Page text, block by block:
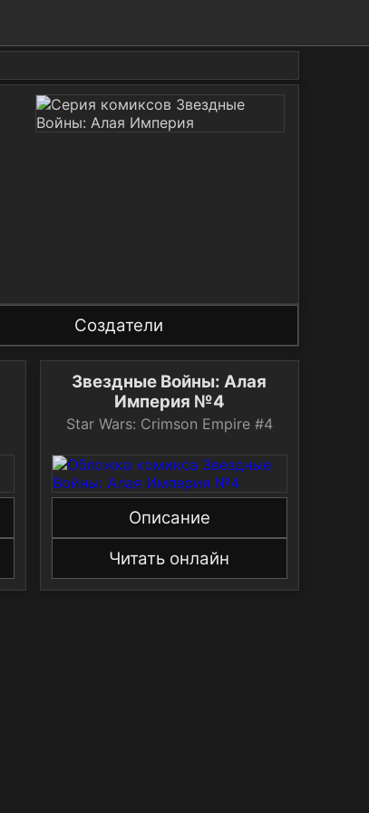
Создатели
Звездные Войны: Алая
Империя №4
Star Wars: Crimson Empire #4
Описание
Читать онлайн